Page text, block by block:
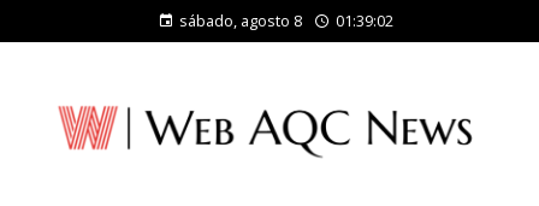
sábado, agosto 8 01:39:04